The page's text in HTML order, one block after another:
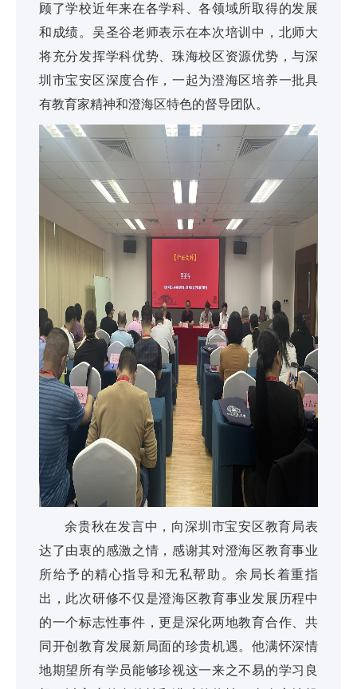
顾了学校近年来在各学科、各领域所取得的发展
和成绩。吴圣谷老师表示在本次培训中，北师大
将充分发挥学科优势、珠海校区资源优势，与深
圳市宝安区深度合作，一起为澄海区培养一批具
有教育家精神和澄海区特色的督导团队。
余贵秋在发言中，向深圳市宝安区教育局表
达了由衷的感激之情，感谢其对澄海区教育事业
所给予的精心指导和无私帮助。余局长着重指
出，此次研修不仅是澄海区教育事业发展历程中
的一个标志性事件，更是深化两地教育合作、共
同开创教育发展新局面的珍贵机遇。他满怀深情
地期望所有学员能够珍视这一来之不易的学习良